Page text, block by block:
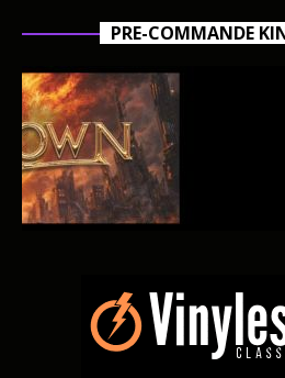
PRE-COMMANDE